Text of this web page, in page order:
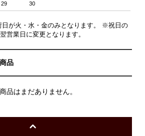
29 30
日が火・水・金のみとなります。 ※祝日の
営業日に変更となります。
品
品はまだありません。